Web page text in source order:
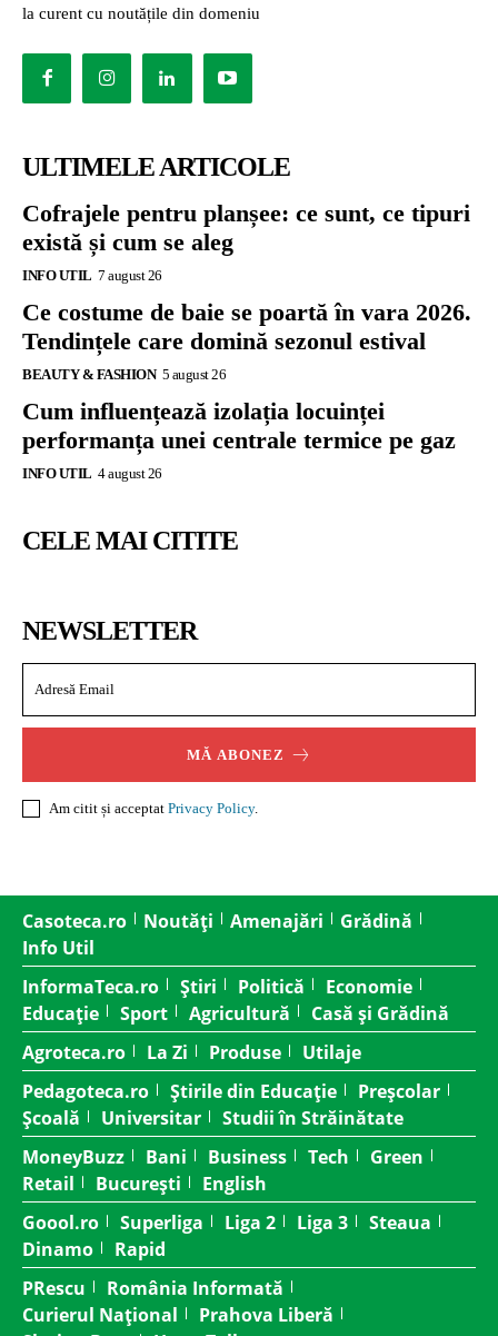
la curent cu noutățile din domeniu
ULTIMELE ARTICOLE
Cofrajele pentru planșee: ce sunt, ce tipuri
există și cum se aleg
INFO UTIL 7 august 26
Ce costume de baie se poartă în vara 2026.
Tendințele care domină sezonul estival
BEAUTY & FASHION 5 august 26
Cum influențează izolația locuinței
performanța unei centrale termice pe gaz
INFO UTIL 4 august 26
CELE MAI CITITE
NEWSLETTER
MĂ ABONEZ
Am citit și acceptat Privacy Policy.
Casoteca.ro Noutăți Amenajări
Grădină
Info Util
InformaTeca.ro
Știri Politică
Economie
Educație
Sport Agricultură
Casă și Grădină
Agroteca.ro
La Zi Produse
Utilaje
Pedagoteca.ro
Știrile din Educație
Preșcolar
Școală
Universitar
Studii în Străinătate
MoneyBuzz
Bani Business Tech
Green
Retail
București
English
Goool.ro
Superliga Liga 2 Liga 3
Steaua
Dinamo
Rapid
PRescu
România Informată
Curierul Național
Prahova Liberă